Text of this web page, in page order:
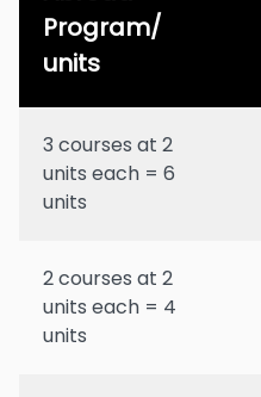
Program/
units
3 courses at 2
units each = 6
units
2 courses at 2
units each = 4
units